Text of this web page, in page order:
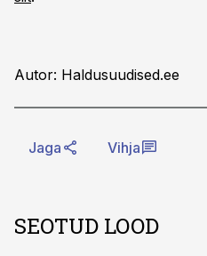
Autor: Haldusuudised.ee
Jaga Vihja
SEOTUD LOOD